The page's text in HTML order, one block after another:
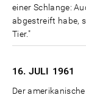
einer Schlange:
abgestreift habe,
Tier."
16. JULI 1961
Der